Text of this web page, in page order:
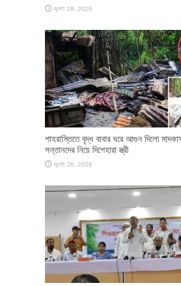
জুলাই 29, 2026
শাহরাস্তিতে বৃদ্ধ বাবার ঘরে আগুন দিলো
সন্তানদের নিয়ে দিশেহারা স্ত্রী
জুলাই 26, 2026